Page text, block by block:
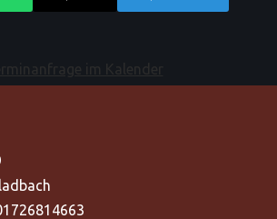
im Kalender